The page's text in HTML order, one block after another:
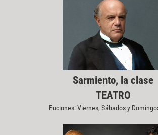
Sarmiento, la clase
TEATRO
Fuciones: Viernes, Sábados y